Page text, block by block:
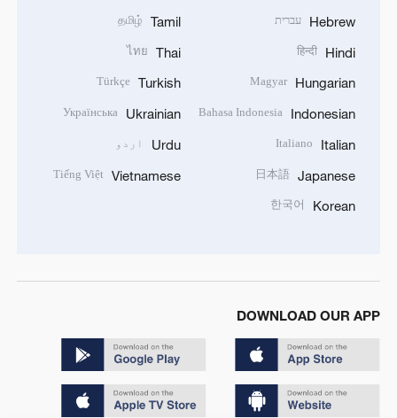
Hebrew עברית
Hindi
हिन्दी
Hungarian
Magyar
Indonesian
Bahasa Indonesia
Italian
Italiano
Japanese
日本語
Korean
한국어
Tamil
தமிழ்
Thai
ไทย
Turkish
Türkçe
Ukrainian
Українська
Urdu اردو
Vietnamese
Tiếng Việt
DOWNLOAD OUR APP